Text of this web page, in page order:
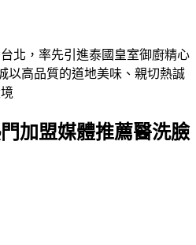
北，率先引進泰國皇室御廚精心
以高品質的道地美味、親切熱誠
加盟媒體推薦醫洗臉